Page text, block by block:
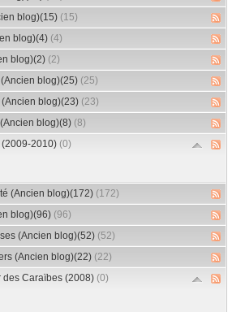
blog)(15) (15)
blog)(4) (4)
blog)(2) (2)
blog)(25) (25)
(Ancien blog)(23) (23)
(Ancien blog)(8) (8)
(2009-2010) (0)
(Ancien blog)(172) (172)
blog)(96) (96)
(Ancien blog)(52) (52)
(Ancien blog)(22) (22)
des Caraïbes (2008) (0)